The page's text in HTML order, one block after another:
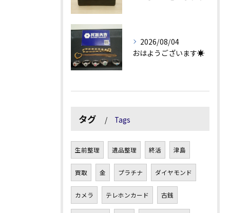
2026/08/04
おはようございます☀
タグ Tags
生前整理 遺品整理 終活 津島
買取 金 プラチナ ダイヤモンド
カメラ テレホンカード 古銭